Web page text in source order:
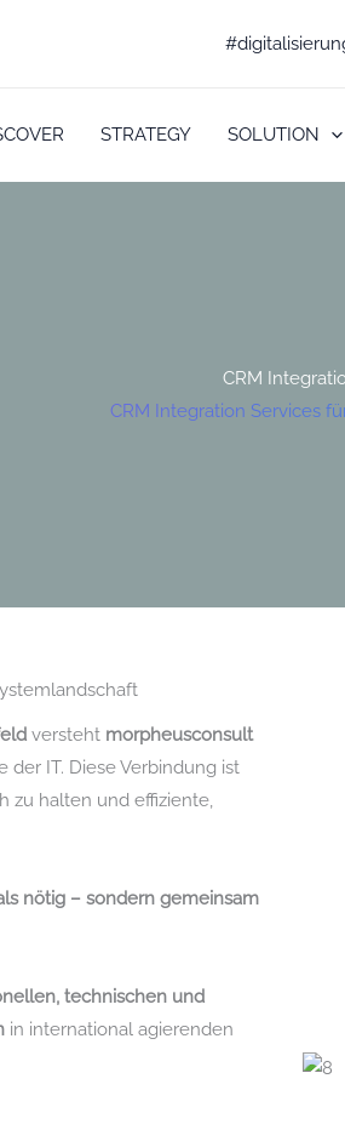
STRATEGY SOLUTION
CRM
CRM Integration Services
versteht morpheusconsult
der IT. Diese Verbindung ist
zu halten und effiziente,
nötig – sondern gemeinsam
technischen und
in international agierenden